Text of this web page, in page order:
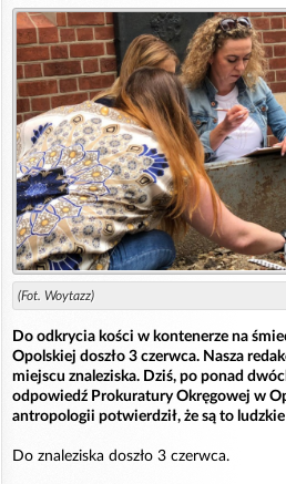
(Fot. Woytazz)
Do odkrycia kości w kontenerze na
Opolskiej doszło 3 czerwca. Nasza
miejscu znaleziska. Dziś, po ponad
odpowiedź Prokuratury Okręgowej w
antropologii potwierdził, że są to
Do znaleziska doszło 3 czerwca.